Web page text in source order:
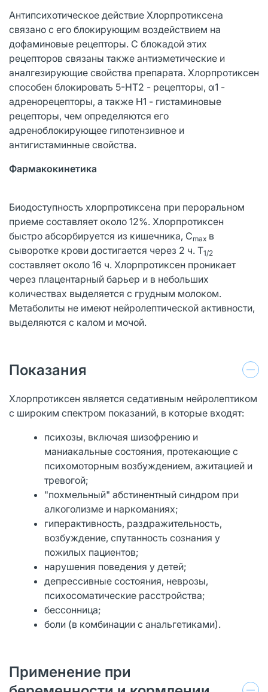
Антипсихотическое действие Хлорпротиксена
связано с его блокирующим воздействием на
дофаминовые рецепторы. С блокадой этих
рецепторов связаны также антиэметические и
аналгезирующие свойства препарата. Хлорпротиксен
способен блокировать 5-НТ2 - рецепторы, α1 -
адренорецепторы, а также H1 - гистаминовые
рецепторы, чем определяются его
адреноблокирующее гипотензивное и
антигистаминные свойства.
Фармакокинетика
Биодоступность хлорпротиксена при пероральном
приеме составляет около 12%. Хлорпротиксен
быстро абсорбируется из кишечника, Cmax в
сыворотке крови достигается через 2 ч. T1/2
составляет около 16 ч. Хлорпротиксен проникает
через плацентарный барьер и в небольших
количествах выделяется с грудным молоком.
Метаболиты не имеют нейролептической активности,
выделяются с калом и мочой.
Показания
Хлорпротиксен является седативным нейролептиком
с широким спектром показаний, в которые входят:
психозы, включая шизофрению и
маниакальные состояния, протекающие с
психомоторным возбуждением, ажитацией и
тревогой;
"похмельный" абстинентный синдром при
алкоголизме и наркоманиях;
гиперактивность, раздражительность,
возбуждение, спутанность сознания у
пожилых пациентов;
нарушения поведения у детей;
депрессивные состояния, неврозы,
психосоматические расстройства;
бессонница;
боли (в комбинации с анальгетиками).
Применение при